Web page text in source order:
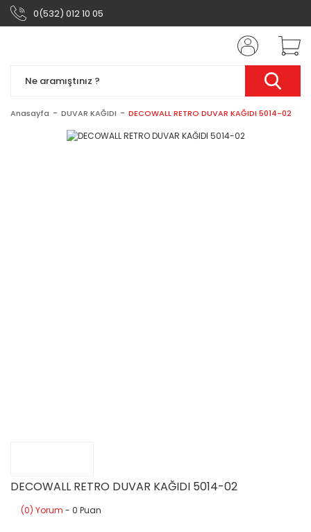
0(532) 012 10 05
Anasayfa DUVAR KAĞIDI DECOWALL RETRO DUVAR KAĞIDI 5014-02
DECOWALL RETRO DUVAR KAĞIDI 5014-02
(0) Yorum - 0 Puan